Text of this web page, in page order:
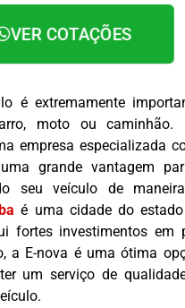
VER COTAÇÕES
é extremamente
moto ou
empresa especializada
grande vantagem
seu veículo de
é uma cidade do
fortes investimentos em
a E-nova é uma ótima
um serviço de